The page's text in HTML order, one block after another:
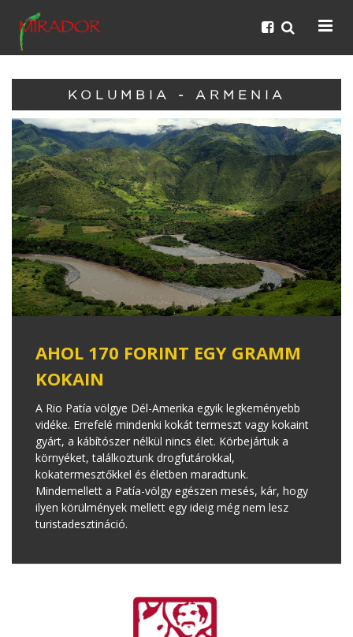
KOLUMBIA - ARMENIA
AHOL 170 FORINT EGY GRAMM
KOKAIN
A Rio Patía völgye Dél-Amerika egyik legkeményebb
vidéke. Errefelé mindenki kokát termeszt vagy kokaint
gyárt, a kábítószer nélkül nincs élet. Körbejártuk a
környéket, találkoztunk drogfutárokkal,
kokatermesztőkkel és életben maradtunk.
Mindemellett a Patía-völgy egészen mesés, kár, hogy
ilyen körülmények mellett egy ideig még nem lesz
turistadesztináció.